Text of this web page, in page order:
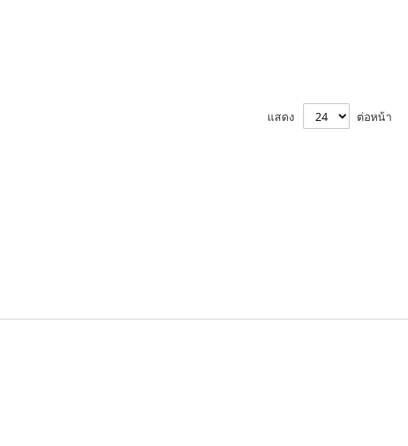
แสดง ต่อหน้า